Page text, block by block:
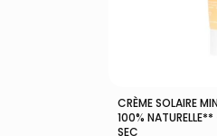
CRÈME SOLAIRE
100%
SEC